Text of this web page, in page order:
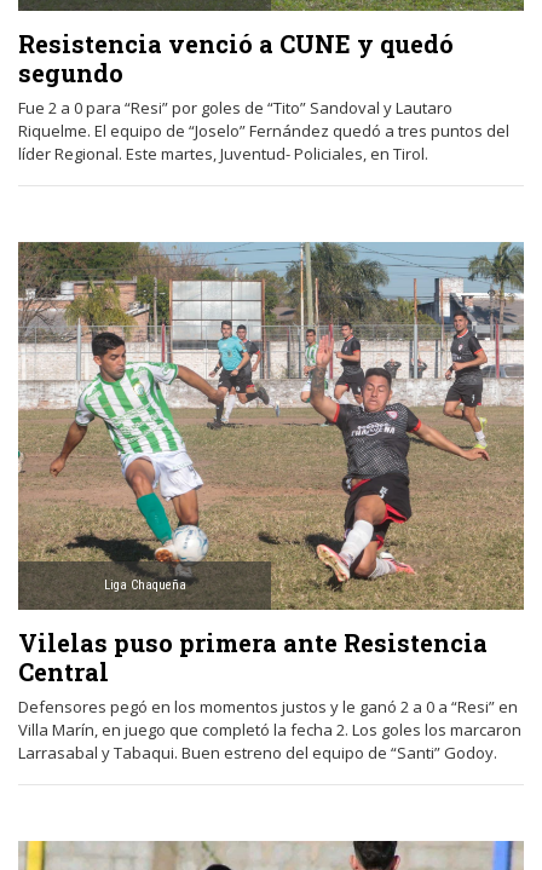
Resistencia venció a CUNE y quedó
segundo
Fue 2 a 0 para “Resi” por goles de “Tito” Sandoval y Lautaro
Riquelme. El equipo de “Joselo” Fernández quedó a tres puntos del
líder Regional. Este martes, Juventud- Policiales, en Tirol.
Liga Chaqueña
Vilelas puso primera ante Resistencia
Central
Defensores pegó en los momentos justos y le ganó 2 a 0 a “Resi” en
Villa Marín, en juego que completó la fecha 2. Los goles los marcaron
Larrasabal y Tabaqui. Buen estreno del equipo de “Santi” Godoy.